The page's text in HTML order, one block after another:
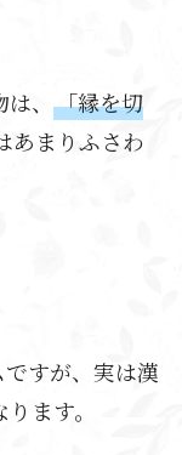
、 「縁を切
あまりふさわ
すが、実は漢
ります。